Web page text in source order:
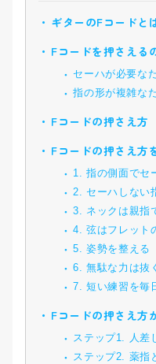
ギターのFコードと
Fコードを押さえる
セーハが必要な
指の形が複雑な
Fコードの押さえ方
Fコードの押さえ方
1. 指の側面でセ
2. セーハしない
3. ネックは親指
4. 弦はフレット
5. 姿勢を整える
6. 無駄な力は抜
7. 短い練習を毎
Fコードの押さえ方
ステップ1. 人差
ステップ2. 薬指